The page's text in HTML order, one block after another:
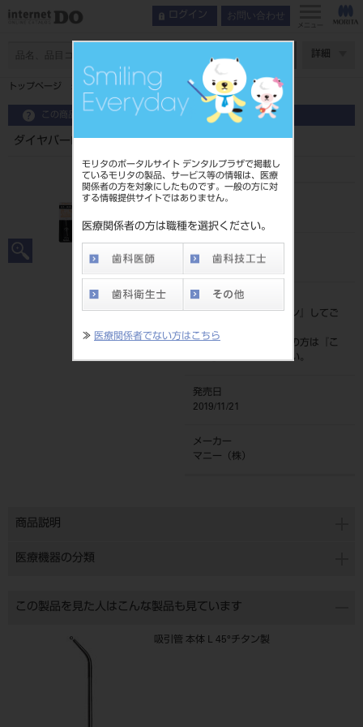
モリタのポータルサイト デンタルプラザで掲載し
ているモリタの製品、サービス等の情報は、医療
関係者の方を対象にしたものです。一般の方に対
する情報提供サイトではありません。
医療関係者の方は職種を選択ください。
≫ 医療関係者でない方はこちら
ログイン お問い合わせ
メニュー
詳細
トップページ ダイヤバーFG ブリスター5入 SR11SC
この商品に関するお問い合わせ
ダイヤバーFG ブリスター5入 SR11SC
品目コード
4546951524913
標準価格
価格の確認は『ログイン
』してご
ネット会員登録がまだの方は『
こ
ちら』より登録ください。
発売日
2019/11/21
メーカー
マニー（株）
商品説明
医療機器の分類
この製品を見た人はこんな製品も見ています
吸引管 本体 L 45°チタン製